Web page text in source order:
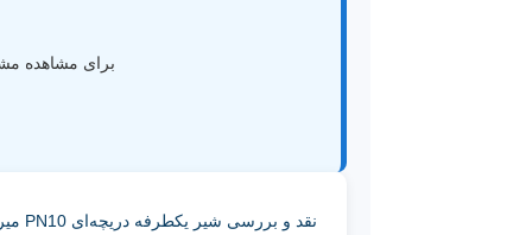
برای مشاهده
نقد و بررسی شیر یکطرفه دریچه‌ای PN10 میراب